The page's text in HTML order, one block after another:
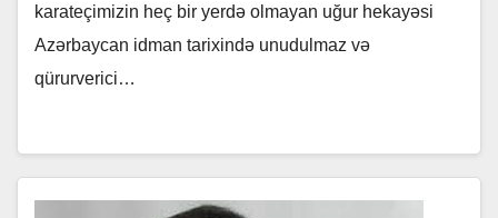
karateçimizin heç bir yerdə olmayan uğur hekayəsi
Azərbaycan idman tarixində unudulmaz və
qürurverici…